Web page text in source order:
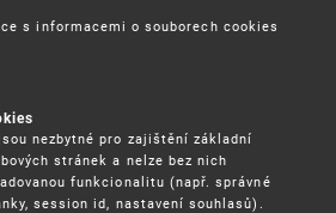
ve spolupráci s agenturou
dne7. 12. 2020od 9.00 do
Technology Day
s informacemi o souborech cookies
nezbytné pro zajištění základní
stránek a nelze bez nich
funkcionalitu (např. správné
session id, nastavení souhlasů).